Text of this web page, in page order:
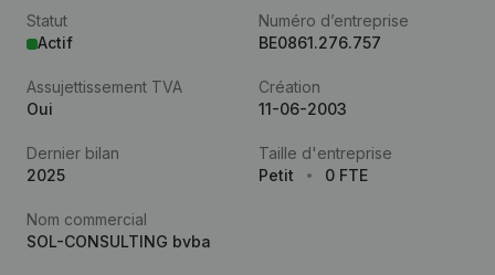
Statut
Actif
Numéro d’entreprise
BE0861.276.757
Assujettissement TVA
Oui
Création
11-06-2003
Dernier bilan
2025
Taille d'entreprise
Petit
0 FTE
Nom commercial
SOL-CONSULTING bvba